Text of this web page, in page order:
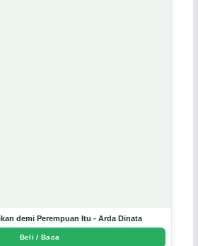
demi Perempuan Itu - Arda Dinata
Beli / Baca